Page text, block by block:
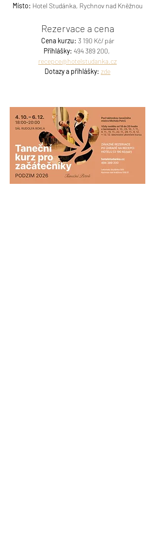
Místo: Hotel Studánka, Rychnov nad Kněžnou
Rezervace a cena
Cena kurzu: 3 190 Kč/ pár
Přihlášky: 494 389 200,
recepce@hotelstudanka.cz
Dotazy a přihlášky: zde